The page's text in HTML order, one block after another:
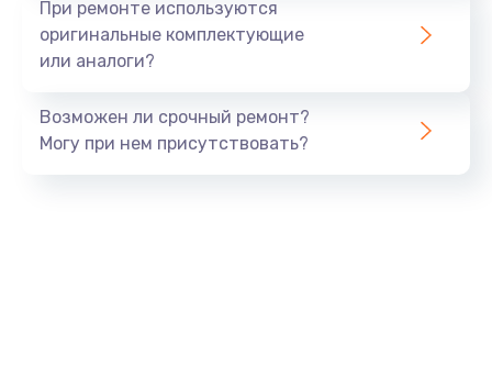
При ремонте используются
оригинальные комплектующие
или аналоги?
Возможен ли срочный ремонт?
Могу при нем присутствовать?